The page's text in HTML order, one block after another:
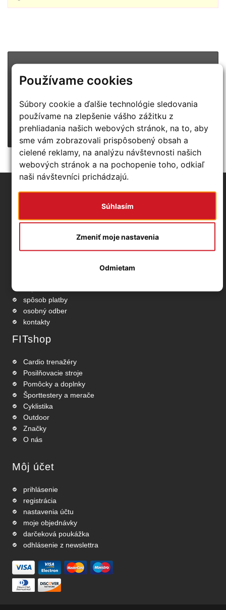
Používame cookies
Súbory cookie a ďalšie technológie sledovania
používame na zlepšenie vášho zážitku z
prehliadania našich webových stránok, na to, aby
sme vám zobrazovali prispôsobený obsah a
cielené reklamy, na analýzu návštevnosti našich
webových stránok a na pochopenie toho, odkiaľ
naši návštevníci prichádzajú.
Súhlasím
Odmietam
Zmeniť moje nastavenia
CENOVÉ BOMBY :-)
CHCEM VIAC INFO
obchodné podmienky
ochrana osobných údajov
spôsob platby
osobný odber
kontakty
FITshop
Cardio trenažéry
Posilňovacie stroje
Pomôcky a doplnky
Športtestery a merače
Cyklistika
Outdoor
Značky
O nás
Môj účet
prihlásenie
registrácia
nastavenia účtu
moje objednávky
darčeková poukážka
odhlásenie z newslettra